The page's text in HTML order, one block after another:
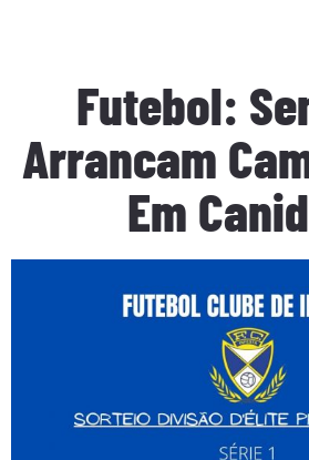
Futebol:
Arrancam
Em